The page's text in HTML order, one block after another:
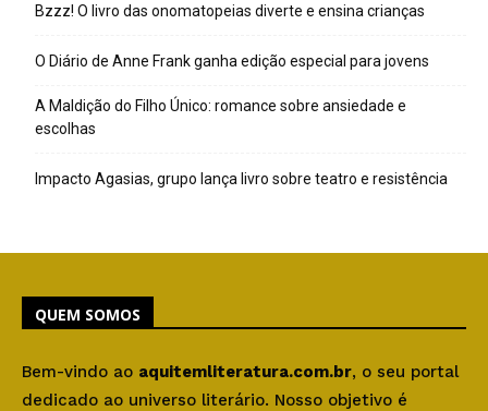
Bzzz! O livro das onomatopeias diverte e ensina crianças
O Diário de Anne Frank ganha edição especial para jovens
A Maldição do Filho Único: romance sobre ansiedade e
escolhas
Impacto Agasias, grupo lança livro sobre teatro e resistência
QUEM SOMOS
Bem-vindo ao aquitemliteratura.com.br, o seu portal
dedicado ao universo literário. Nosso objetivo é